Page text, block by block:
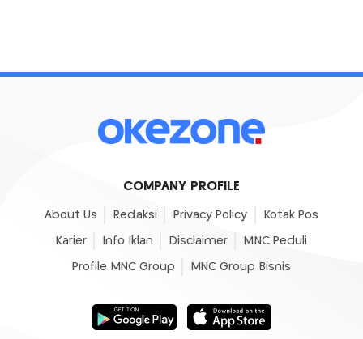
COMPANY PROFILE
About Us Redaksi Privacy Policy Kotak Pos
Karier Info Iklan Disclaimer MNC Peduli
Profile MNC Group MNC Group Bisnis